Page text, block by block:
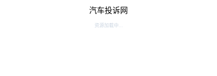
汽车投诉网
资源加载中...